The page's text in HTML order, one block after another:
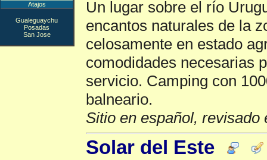
Un lugar sobre el río
encantos naturales de la
celosamente en estado
comodidades necesarias
servicio. Camping con
balneario.
Sitio en español, revisado
Solar del Este
Atajos
Gualeguaychu
Posadas
San Jose